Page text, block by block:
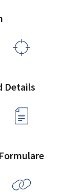
Details